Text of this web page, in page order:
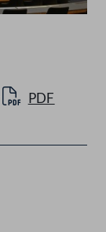
PDF